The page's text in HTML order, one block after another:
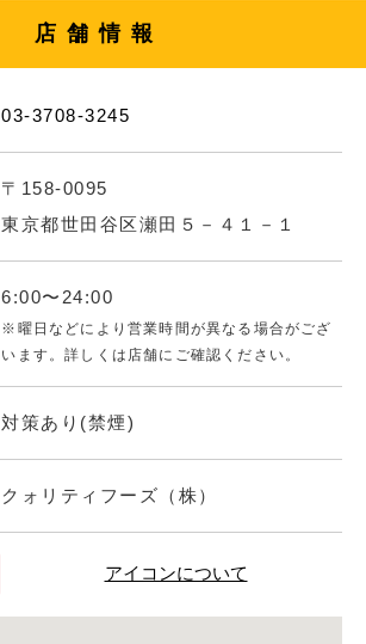
店舗情報
03-3708-3245
〒158-0095
東京都世田谷区瀬田５－４１－１
6:00〜24:00
※曜日などにより営業時間が異なる場合がござ
います。詳しくは店舗にご確認ください。
対策あり(禁煙)
クォリティフーズ（株）
アイコンについて